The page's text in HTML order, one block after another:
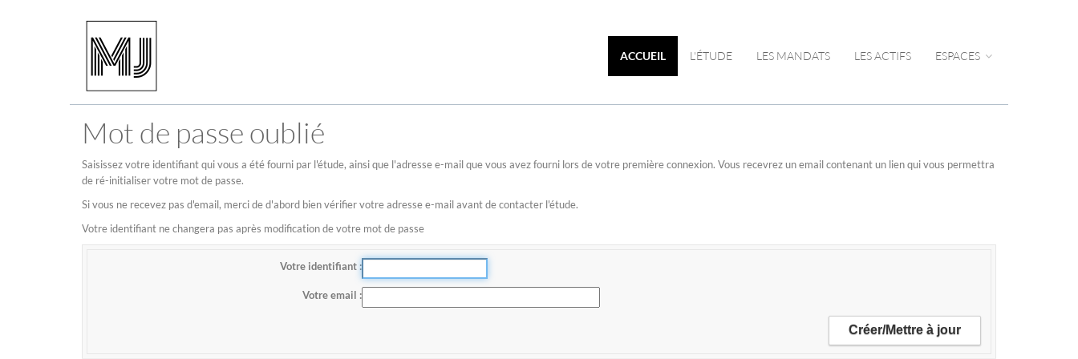
ACCUEIL L'ÉTUDE LES MANDATS LES ACTIFS ESPACES
Mot de passe oublié
Saisissez votre identifiant qui vous a été fourni par l'étude, ainsi que l'adresse e-mail que vous avez fourni lors de votre première connexion. Vous recevrez un email contenant un lien qui vous permettra
de ré-initialiser votre mot de passe.
Si vous ne recevez pas d'email, merci de d'abord bien vérifier votre adresse e-mail avant de contacter l'étude.
Votre identifiant ne changera pas après modification de votre mot de passe
Votre identifiant
Votre email